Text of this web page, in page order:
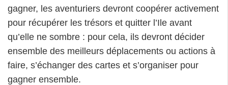
gagner, les aventuriers devront coopérer activement
pour récupérer les trésors et quitter l’Ile avant
qu’elle ne sombre : pour cela, ils devront décider
ensemble des meilleurs déplacements ou actions à
faire, s’échanger des cartes et s’organiser pour
gagner ensemble.